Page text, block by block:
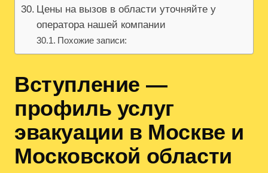
Цены на вызов в области уточняйте у
оператора нашей компании
Похожие записи:
Вступление —
профиль услуг
эвакуации в Москве и
Московской области